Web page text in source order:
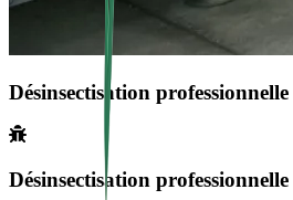
Désinsectisation professionnelle
Désinsectisation professionnelle